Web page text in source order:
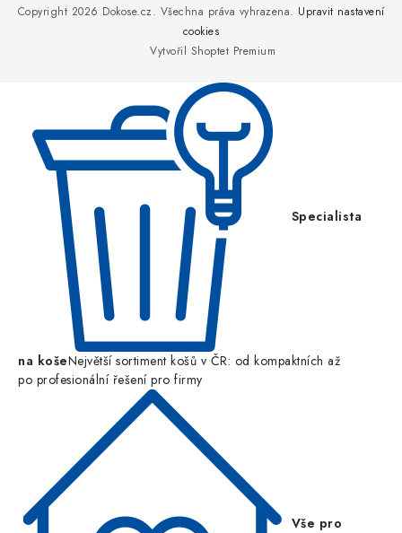
Vytvořil Shoptet Premium
Copyright 2026 Dokose.cz. Všechna práva vyhrazena. Upravit nastavení
cookies
Specialista
na košeNejvětší sortiment košů v ČR: od kompaktních až
po profesionální řešení pro firmy
Vše pro